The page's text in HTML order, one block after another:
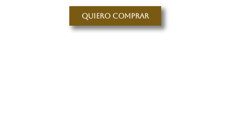
Quiero comprar